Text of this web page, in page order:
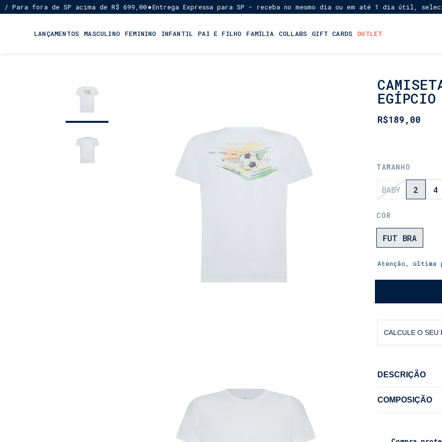
fora de SP acima de R$ 699,00★Entrega Expressa para SP - receba no mesmo dia ou em até 1 dia útil,
LANÇAMENTOS MASCULINO FEMININO INFANTIL PAI E FILHO FAMÍLIA COLLABS GIFT CARDS OUTLET
INÍCIO
•
LANÇAMENTOS
DIA
EGÍPCIO
R$189,00
TAMANHO
BABY 2 4
COR
FUT BRA
Atenção, última
CALCULE O SEU
DESCRIÇÃO
COMPOSIÇÃO